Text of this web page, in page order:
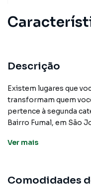
Churrasqueira
Gourmet
Alarme
Descrição
Existem lugares que
transformam quem
pertence à segunda
Bairro Fumal, em São
moderna e a alma
apenas interrompido
Ver mais
Comodidades